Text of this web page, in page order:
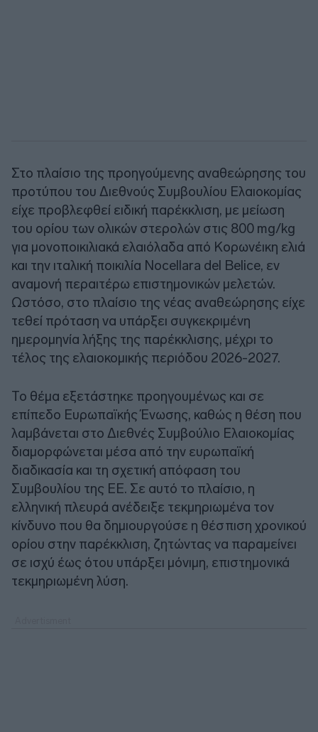
Στο πλαίσιο της προηγούμενης αναθεώρησης του
προτύπου του Διεθνούς Συμβουλίου Ελαιοκομίας
είχε προβλεφθεί ειδική παρέκκλιση, με μείωση
του ορίου των ολικών στερολών στις 800 mg/kg
για μονοποικιλιακά ελαιόλαδα από Κορωνέικη ελιά
και την ιταλική ποικιλία Nocellara del Belice, εν
αναμονή περαιτέρω επιστημονικών μελετών.
Ωστόσο, στο πλαίσιο της νέας αναθεώρησης είχε
τεθεί πρόταση να υπάρξει συγκεκριμένη
ημερομηνία λήξης της παρέκκλισης, μέχρι το
τέλος της ελαιοκομικής περιόδου 2026-2027.
Το θέμα εξετάστηκε προηγουμένως και σε
επίπεδο Ευρωπαϊκής Ένωσης, καθώς η θέση που
λαμβάνεται στο Διεθνές Συμβούλιο Ελαιοκομίας
διαμορφώνεται μέσα από την ευρωπαϊκή
διαδικασία και τη σχετική απόφαση του
Συμβουλίου της ΕΕ. Σε αυτό το πλαίσιο, η
ελληνική πλευρά ανέδειξε τεκμηριωμένα τον
κίνδυνο που θα δημιουργούσε η θέσπιση χρονικού
ορίου στην παρέκκλιση, ζητώντας να παραμείνει
σε ισχύ έως ότου υπάρξει μόνιμη, επιστημονικά
τεκμηριωμένη λύση.